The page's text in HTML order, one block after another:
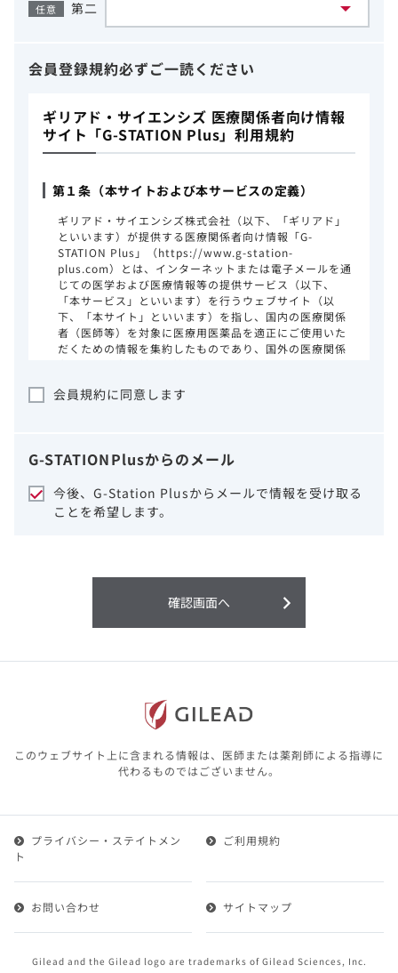
任意 第二
会員登録規約必ずご一読ください
ギリアド・サイエンシズ 医療関係者向け情報
サイト「G-STATION Plus」利用規約
第１条（本サイトおよび本サービスの定義）
ギリアド・サイエンシズ株式会社（以下、「ギリアド」
といいます）が提供する医療関係者向け情報「G-
STATION Plus」（https://www.g-station-
plus.com）とは、インターネットまたは電子メールを通
じての医学および医療情報等の提供サービス（以下、
「本サービス」といいます）を行うウェブサイト（以
下、「本サイト」といいます）を指し、国内の医療関係
者（医師等）を対象に医療用医薬品を適正にご使用いた
だくための情報を集約したものであり、国外の医療関係
事項をご熟読いただき、同意された場合のみご利用くだ
ギリアドは、本サイトのコンテンツについて
細心の注意を払い、正確かつ最新の情報を提
供するように努力をしておりますが、正確
性、確実性、妥当性、有用性、ご利用になら
利用することまたは利用できなかったことよ
り生じる損害については一切の責任を負いか
含む）の情報は、その製品またはその製品の
本サイト内の情報は、医師その他医療関係者
が行なうべきアドバイスやサービスを提供す
るものではありません。本サイトに表示され
ている情報は、決して、医師その他医療関係
1.会員とは、医療関係者の方で、本サービスの利用規約
ービスに登録を申し込みギリアドがこれを承認した方を
いいます。
けることができます。
会員規約に同意します
G-STATIONPlusからのメール
今後、G-Station Plusからメールで情報を受け取る
ことを希望します。
確認画面へ
このウェブサイト上に含まれる情報は、医師または薬剤師による指導に
代わるものではございません。
Gilead and the Gilead logo are trademarks of Gilead Sciences, Inc.
プライバシー・ステイトメン
ト
ご利用規約
お問い合わせ サイトマップ